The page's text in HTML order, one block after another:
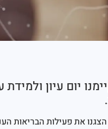
יום עיון
את פעילות הבריאות